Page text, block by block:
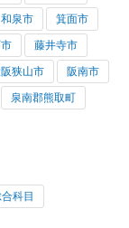
和泉市 箕面市
藤井寺市
狭山市 阪南市
泉南郡熊取町
科目